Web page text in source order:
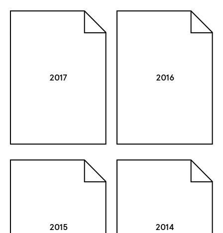
2017 2016
2015 2014